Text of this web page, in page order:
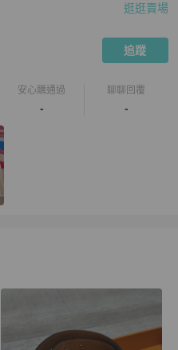
逛逛賣場
追蹤
安心購通過
-
聊聊回覆
-
推薦精品